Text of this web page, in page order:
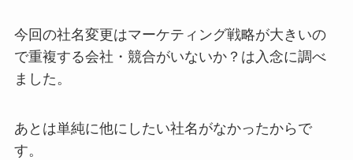
今回の社名変更はマーケティング戦略が大きいの
で重複する会社・競合がいないか？は入念に調べ
ました。
あとは単純に他にしたい社名がなかったからで
す。